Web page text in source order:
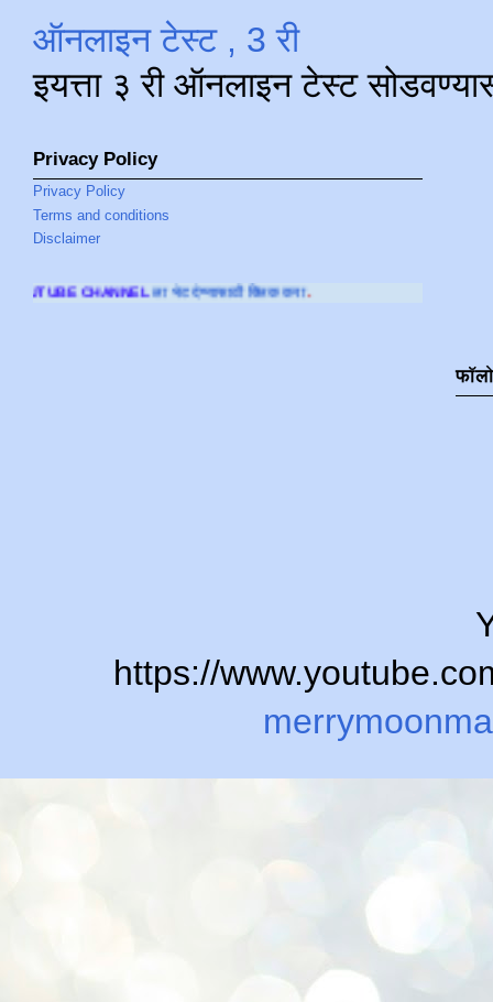
ऑनलाइन टेस्ट , 3 री
इयत्ता ३ री ऑनलाइन टेस्ट
Privacy Policy
Privacy Policy
Terms and conditions
Disclaimer
ला भेट देण्यासाठी क्लिक करा.
https://